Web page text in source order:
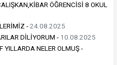
ÖĞRENCİSİ 8 OKUL
-24.08.2025
DİLİYORUM - 10.08.2025
YILLARDA NELER OLMUŞ -